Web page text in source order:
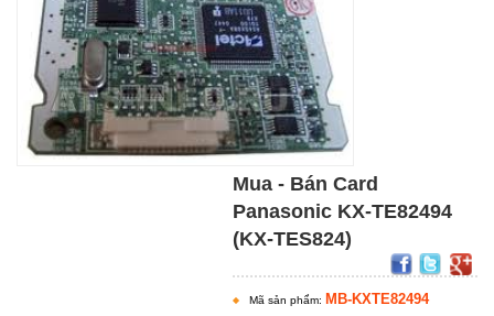
Mua - Bán Card
Panasonic KX-TE82494
(KX-TES824)
Mã sản phẩm: MB-KXTE82494